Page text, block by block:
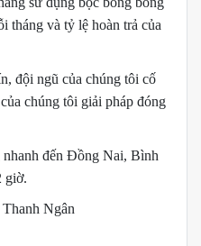
tháng và tỷ lệ hoàn trả của
đội ngũ của chúng tôi cố
chúng tôi giải pháp đóng
đến Đồng Nai, Bình
giờ.